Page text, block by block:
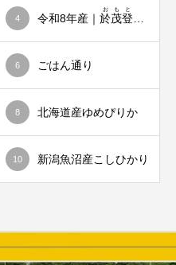
4 令和8年産｜ 於茂登
おもと
6 ごはん通り
8 北海道産ゆめぴりか
10 新潟魚沼産こしひかり